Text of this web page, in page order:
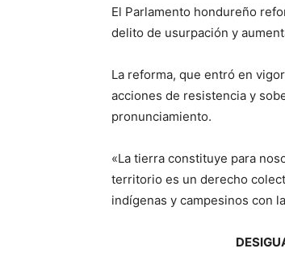
El Parlamento hondureño
delito de usurpación y
La reforma, que entró en
acciones de resistencia y
pronunciamiento.
«La tierra constituye para
territorio es un derecho
indígenas y campesinos con